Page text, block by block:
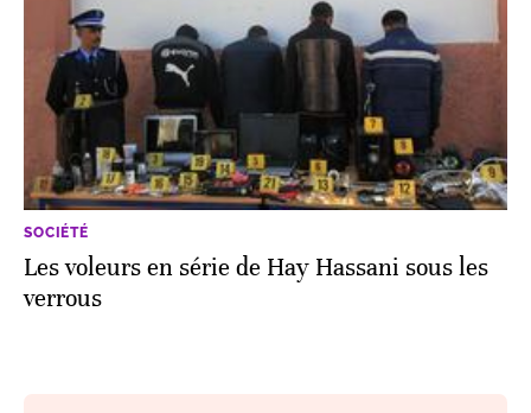
SOCIÉTÉ
Les voleurs en série de Hay Hassani sous les
verrous